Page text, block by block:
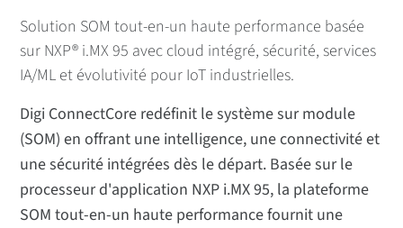
Solution SOM tout-en-un haute performance basée
sur NXP® i.MX 95 avec cloud intégré, sécurité, services
IA/ML et évolutivité pour IoT industrielles.
Digi ConnectCore redéfinit le système sur module
(SOM) en offrant une intelligence, une connectivité et
une sécurité intégrées dès le départ. Basée sur le
processeur d'application NXP i.MX 95, la plateforme
SOM tout-en-un haute performance fournit une